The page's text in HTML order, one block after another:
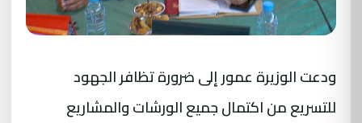
ودعت الوزيرة عمور إلى ضرورة تظافر الجهود
للتسريع من اكتمال جميع الورشات والمشاريع